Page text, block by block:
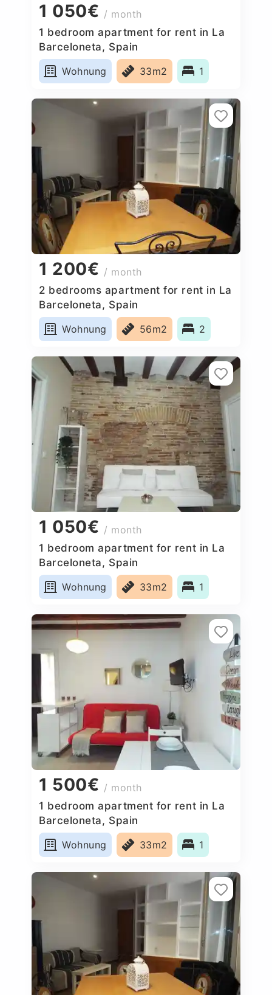
1 050€ / month
1 bedroom apartment for rent in La
Barceloneta, Spain
Wohnung
33m2 1
1 200€ / month
2 bedrooms apartment for rent in La
Barceloneta, Spain
Wohnung
56m2 2
1 050€ / month
1 bedroom apartment for rent in La
Barceloneta, Spain
Wohnung
33m2 1
1 500€ / month
1 bedroom apartment for rent in La
Barceloneta, Spain
Wohnung
33m2 1